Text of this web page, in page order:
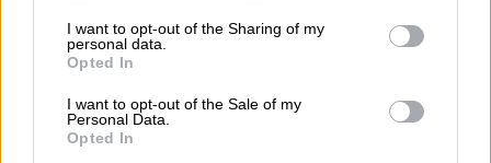
not limited to your visit or usage behaviour. You may click to
grant or deny consent to Google and its third-party tags to
use your data for below specified purposes in below Google
consent section.
I want to opt-out of the Sharing of my
personal data.
Opted In
I want to opt-out of the Sale of my
Personal Data.
Opted In
Οι υπερπολυτελείς (κάτι σαν) σκηνές,
περίπου 60 μίλια από την ακτή, ήταν
στημένες κοντά σε μια αποικία
αυτοκρατορικών πιγκουίνων και ήταν
προσβάσιμες μόνο με ιδιωτικά τζετ. Οι